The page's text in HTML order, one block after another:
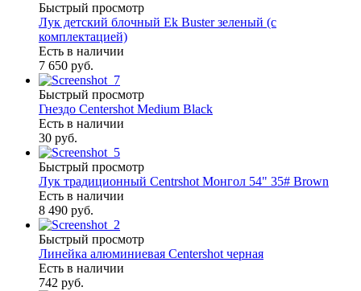
Быстрый просмотр
Лук детский блочный Ek Buster зеленый (с
комплектацией)
Есть в наличии
7 650 руб.
Быстрый просмотр
Гнездо Centershot Medium Black
Есть в наличии
30 руб.
Быстрый просмотр
Лук традиционный Centrshot Монгол 54" 35# Brown
Есть в наличии
8 490 руб.
Быстрый просмотр
Линейка алюминиевая Centershot черная
Есть в наличии
742 руб.